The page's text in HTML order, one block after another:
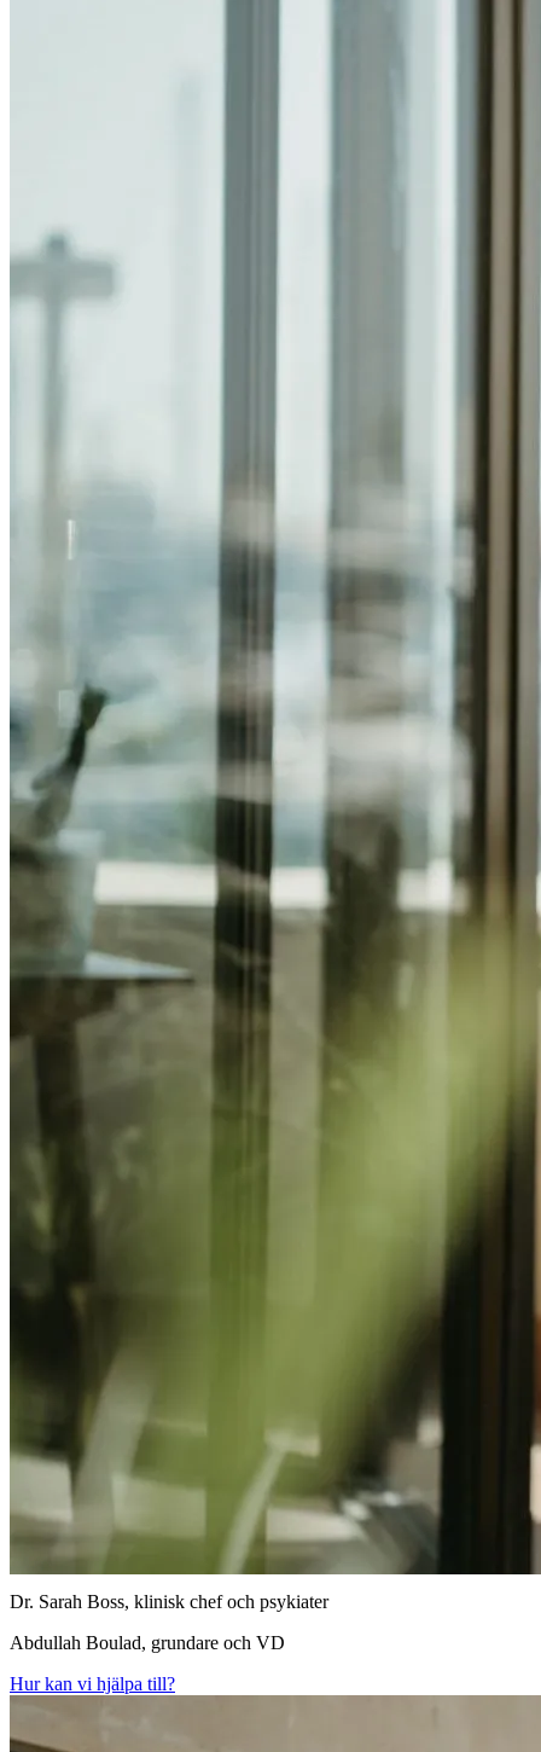
Dr. Sarah Boss, klinisk chef och psykiater
Abdullah Boulad, grundare och VD
Hur kan vi hjälpa till?